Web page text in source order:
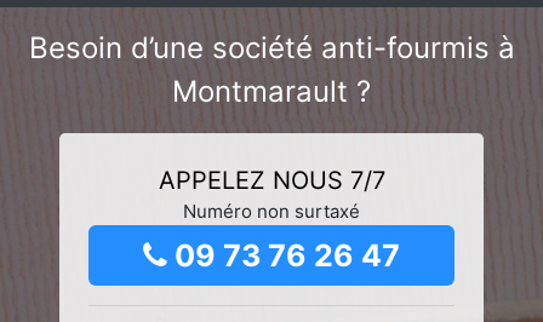
Besoin d’une société anti-fourmis à
Montmarault ?
APPELEZ NOUS 7/7
Numéro non surtaxé
09 73 76 26 47